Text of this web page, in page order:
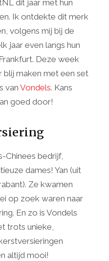
dit jaar met hun
Ik ontdekte dit merk
volgens mij bij de
jaar even langs hun
Deze week
blij maken met een set
van Vondels. Kans
goed door!
Chinees bedrijf,
dames! Yan (uit
Ze kwamen
op zoek waren naar
En zo is Vondels
trots unieke,
altijd mooi!